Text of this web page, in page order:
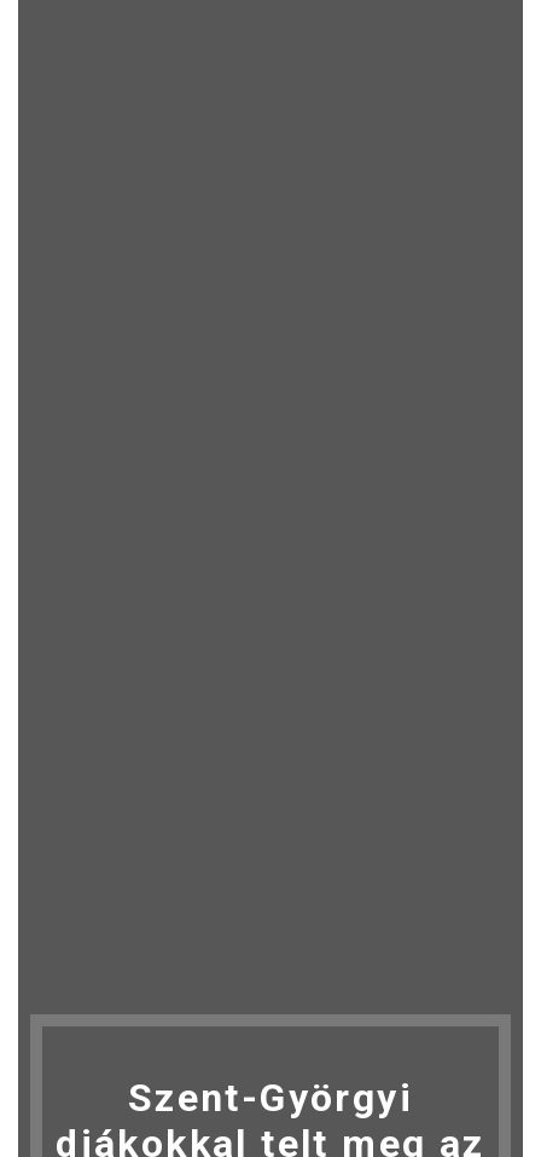
Szent-Györgyi
diákokkal telt meg az